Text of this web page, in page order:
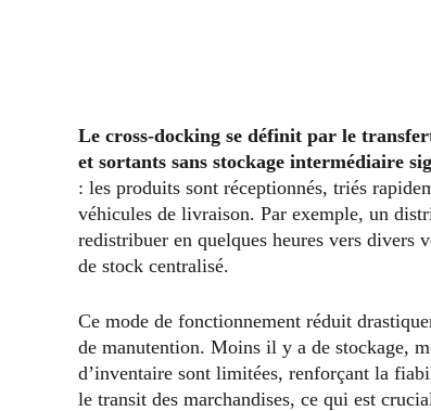
Le cross-docking se définit par le
et sortants sans stockage intermédiaire
: les produits sont réceptionnés, triés
véhicules de livraison. Par exemple, un
redistribuer en quelques heures vers divers
de stock centralisé.
Ce mode de fonctionnement réduit
de manutention. Moins il y a de stockage,
d’inventaire sont limitées, renforçant la
le transit des marchandises, ce qui est